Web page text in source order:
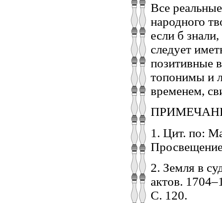
Все
народного
если б
следует
позитивные
топонимы и
временем,
1. Цит. по:
2. Земля в
актов.
С. 120.